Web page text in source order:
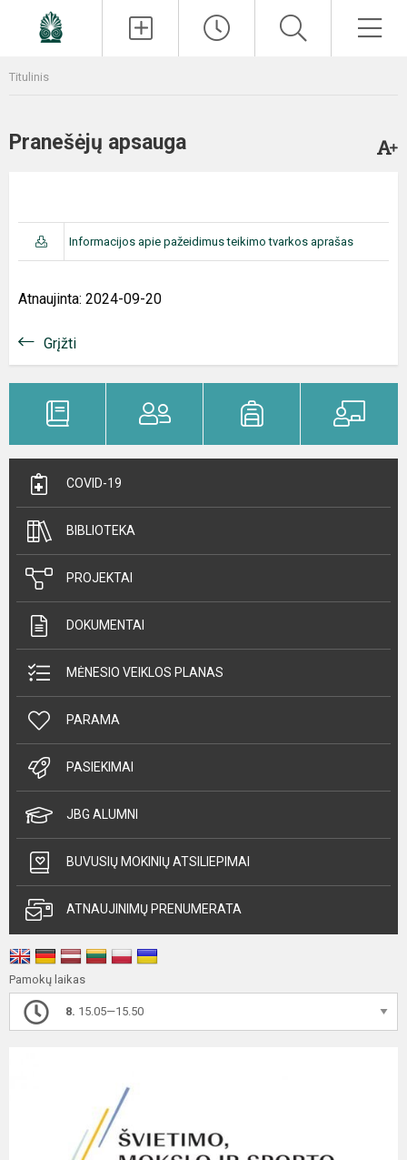
Titulinis
Pranešėjų apsauga
Informacijos apie pažeidimus teikimo tvarkos aprašas
Atnaujinta: 2024-09-20
Grįžti
COVID-19
BIBLIOTEKA
PROJEKTAI
DOKUMENTAI
MĖNESIO VEIKLOS PLANAS
PARAMA
PASIEKIMAI
JBG ALUMNI
BUVUSIŲ MOKINIŲ ATSILIEPIMAI
ATNAUJINIMŲ PRENUMERATA
Pamokų laikas
8. 15.05—15.50